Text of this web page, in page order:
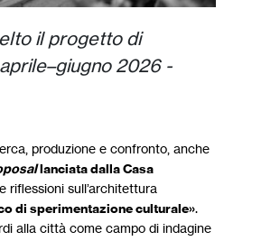
il progetto di
2026 -
produzione e confronto, anche
lanciata dalla Casa
riflessioni sull’architettura
di sperimentazione culturale».
alla città come campo di indagine